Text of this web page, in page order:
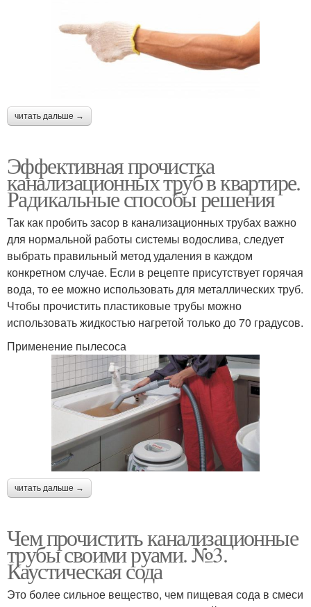
читать дальше →
Эффективная прочистка
канализационных труб в квартире.
Радикальные способы решения
Так как пробить засор в канализационных трубах важно
для нормальной работы системы водослива, следует
выбрать правильный метод удаления в каждом
конкретном случае. Если в рецепте присутствует горячая
вода, то ее можно использовать для металлических труб.
Чтобы прочистить пластиковые трубы можно
использовать жидкостью нагретой только до 70 градусов.
Применение пылесоса
читать дальше →
Чем прочистить канализационные
трубы своими руами. №3.
Каустическая сода
Это более сильное вещество, чем пищевая сода в смеси